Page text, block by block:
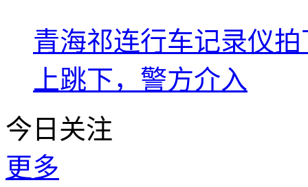
青海祁连行车记录仪
上跳下，警方介入
今日关注
更多